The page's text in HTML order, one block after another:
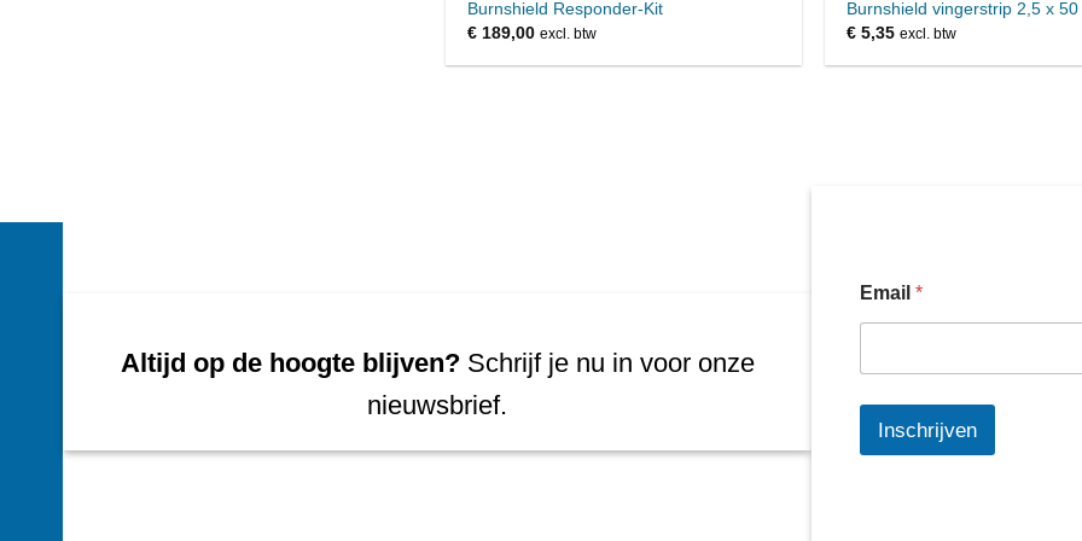
Burnshield Responder-Kit
€189,00 excl. btw
Burnshield vingerstrip 2,5 x 50
€5,35 excl. btw
Altijd op de hoogte blijven?Schrijf je nu in voor onze
nieuwsbrief.
Email *
Inschrijven